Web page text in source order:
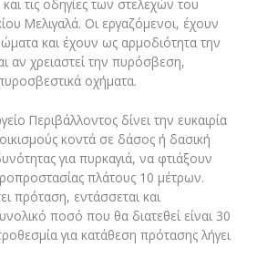
τις οδηγίες των στελεχών του
Μελιγαλά. Οι εργαζόμενοι, έχουν
και έχουν ως αρμοδιότητα την
αν χρειαστεί την πυρόσβεση,
οχήματα.
Περιβάλλοντος δίνει την ευκαιρία
κοντά σε δάσος ή δασική
για πυρκαγιά, να φτιάξουν
πλάτους 10 μέτρων.
πρόταση, εντάσσεται και
ποσό που θα διατεθεί είναι 30
για κατάθεση πρότασης λήγει